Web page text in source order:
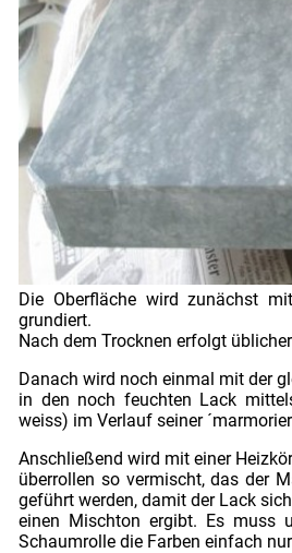
Die Oberfläche wird zunächst
grundiert.
Nach dem Trocknen erfolgt
Danach wird noch einmal mit der
in den noch feuchten Lack
weiss) im Verlauf seiner
Anschließend wird mit einer
überrollen so vermischt, das der
geführt werden, damit der Lack
einen Mischton ergibt. Es muss
Schaumrolle die Farben einfach